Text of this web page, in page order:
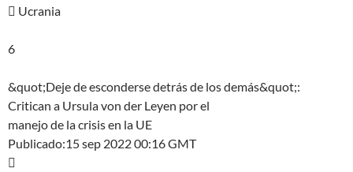
 Ucrania
6
&quot;Deje de esconderse detrás de los demás&quot;:
Critican a Ursula von der Leyen por el
manejo de la crisis en la UE
Publicado:15 sep 2022 00:16 GMT
